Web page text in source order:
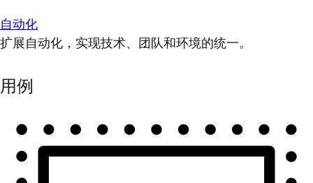
自动化
扩展自动化，实现技术、团队和环境的统一。
用例